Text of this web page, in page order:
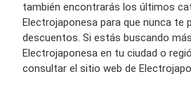
también encontrarás los últimos
Electrojaponesa para que nunca te
descuentos. Si estás buscando
Electrojaponesa en tu ciudad o
consultar el sitio web de